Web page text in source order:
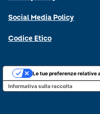
Social Media Policy
Codice Etico
Informativa sulla raccolta
Le tue preferenze relative